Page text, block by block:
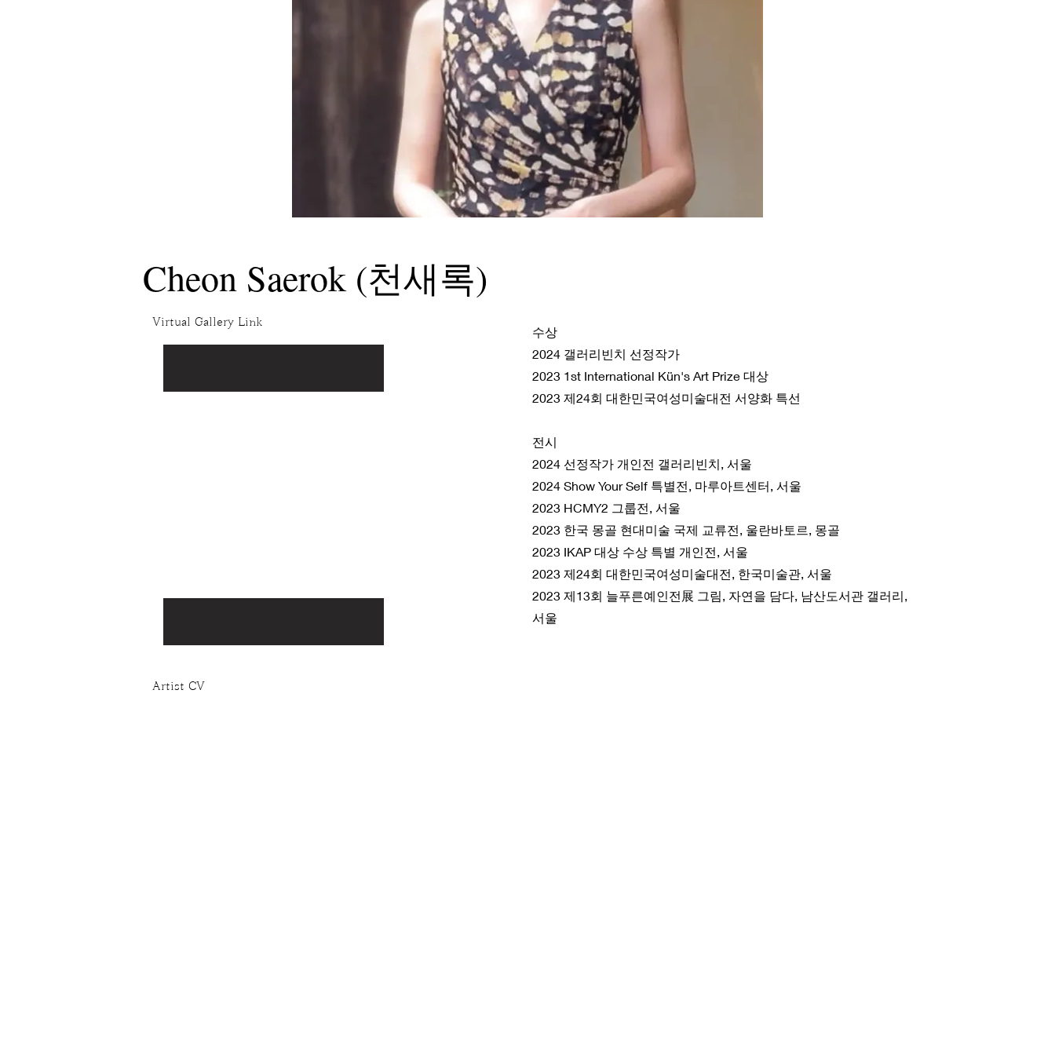
Cheon Saerok (천새록)
Virtual Gallery Link
수상
2024 갤러리빈치 선정작가
2023 1st International Kün's Art Prize 대상
2023 제24회 대한민국여성미술대전 서양화 특선
전시
2024 선정작가 개인전 갤러리빈치, 서울
2024 Show Your Self 특별전, 마루아트센터, 서울
2023 HCMY2 그룹전, 서울
2023 한국 몽골 현대미술 국제 교류전, 울란바토르, 몽골
2023 IKAP 대상 수상 특별 개인전, 서울
2023 제24회 대한민국여성미술대전, 한국미술관, 서울
2023 제13회 늘푸른예인전展 그림, 자연을 담다, 남산도서관 갤러리,
서울
Artist CV